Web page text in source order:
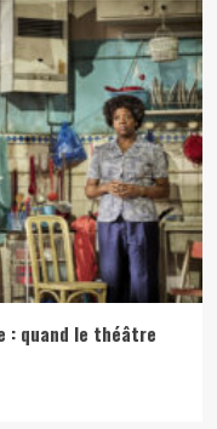
: quand le théâtre